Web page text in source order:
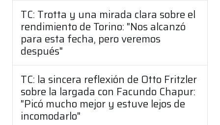
TC: Trotta y una mirada clara sobre el
rendimiento de Torino: "Nos alcanzó
para esta fecha, pero veremos
después"
TC: la sincera reflexión de Otto Fritzler
sobre la largada con Facundo Chapur:
"Picó mucho mejor y estuve lejos de
incomodarlo"